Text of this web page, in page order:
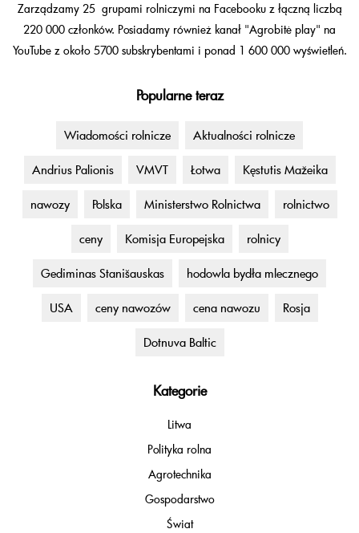
Zarządzamy 25 grupami rolniczymi na Facebooku z łączną liczbą
220 000 członków. Posiadamy również kanał "Agrobitė play" na
YouTube z około 5700 subskrybentami i ponad 1 600 000 wyświetleń.
Popularne teraz
Wiadomości rolnicze Aktualności rolnicze
Andrius Palionis VMVT Łotwa Kęstutis Mažeika
nawozy Polska Ministerstwo Rolnictwa rolnictwo
ceny Komisja Europejska rolnicy
Gediminas Stanišauskas hodowla bydła mlecznego
USA ceny nawozów cena nawozu Rosja
Dotnuva Baltic
Kategorie
Litwa
Polityka rolna
Agrotechnika
Gospodarstwo
Świat